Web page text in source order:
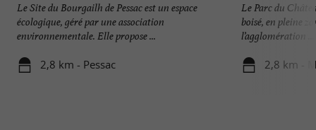
Le Site du Bourgailh de Pessac est un espace
écologique, géré par une association
environnementale. Elle propose ...
2,8 km - Pessac
Le Parc du
boisé, en pleine
l’agglomération ...
2,8 km -